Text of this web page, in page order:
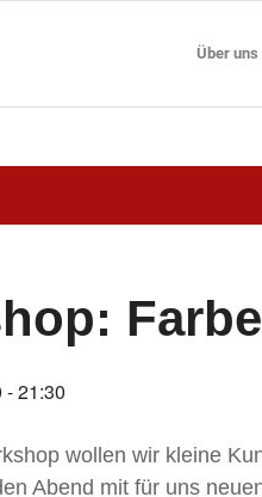
Über uns
-21:30
wollen wir kleine
Abend mit für uns